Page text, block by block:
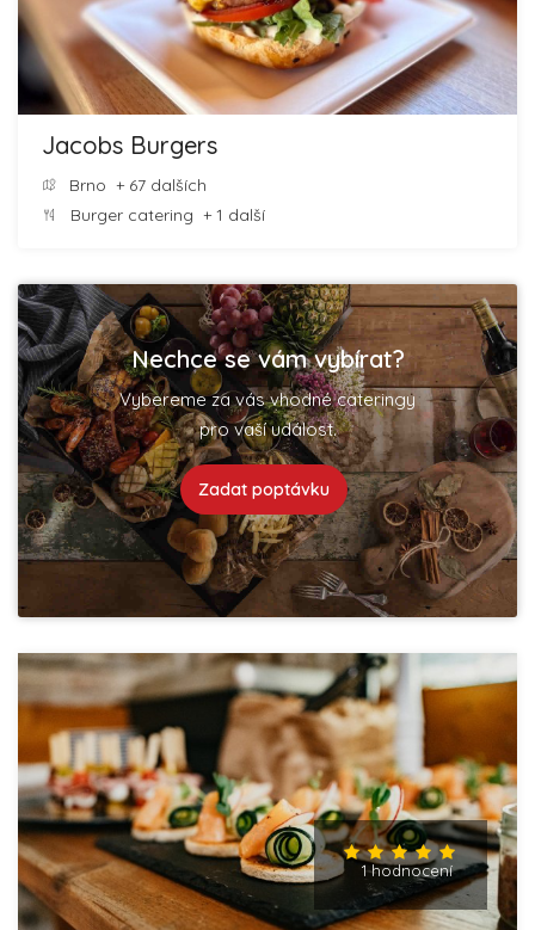
Jacobs Burgers
Brno + 67 dalších
Burger catering + 1 další
Nechce se vám vybírat?
Vybereme za vás vhodné cateringy
pro vaší událost.
Zadat poptávku
1 hodnocení